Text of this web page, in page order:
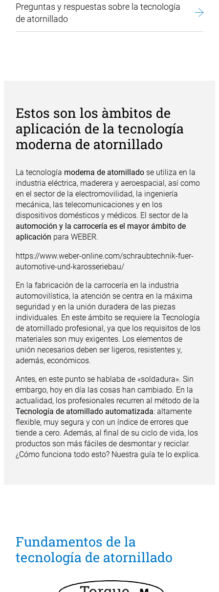
Preguntas y respuestas sobre la tecnología
de atornillado
Estos son los àmbitos de
aplicación de la tecnología
moderna de atornillado
La tecnología moderna de atornilladose utiliza en la
industria eléctrica, maderera y aeroespacial, así como
en el sector de la electromovilidad, la ingeniería
mecánica, las telecomunicaciones y en los
dispositivos domésticos y médicos. El sector de la
automoción y la carrocería es el mayor ámbito de
aplicación para WEBER.
https://www.weber-online.com/schraubtechnik-fuer-
automotive-und-karosseriebau/
En la fabricación de la carrocería en la industria
automovilística, la atención se centra en la máxima
seguridad y en la unión duradera de las piezas
individuales. En este ámbito se requiere la Tecnología
de atornillado profesional, ya que los requisitos de los
materiales son muy exigentes. Los elementos de
unión necesarios deben ser ligeros, resistentes y,
además, económicos.
Antes, en este punto se hablaba de «soldadura». Sin
embargo, hoy en día las cosas han cambiado. En la
actualidad, los profesionales recurren al método de la
Tecnología de atornillado automatizada: altamente
flexible, muy segura y con un índice de errores que
tiende a cero. Además, al final de su ciclo de vida, los
productos son más fáciles de desmontar y reciclar.
¿Cómo funciona todo esto? Nuestra guía te lo explica.
Fundamentos de la
tecnología de atornillado